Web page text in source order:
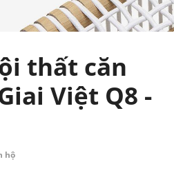
thất căn
Việt Q8 -
hộ